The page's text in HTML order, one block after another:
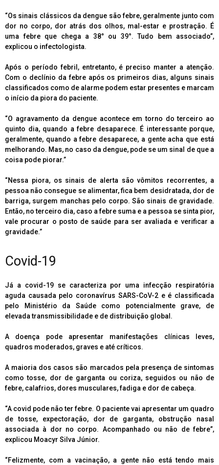
“Os sinais clássicos da dengue são febre, geralmente junto com
dor no corpo, dor atrás dos olhos, mal-estar e prostração. É
uma febre que chega a 38° ou 39°. Tudo bem associado”,
explicou o infectologista.
Após o período febril, entretanto, é preciso manter a atenção.
Com o declínio da febre após os primeiros dias, alguns sinais
classificados como de alarme podem estar presentes e marcam
o início da piora do paciente.
“O agravamento da dengue acontece em torno do terceiro ao
quinto dia, quando a febre desaparece. É interessante porque,
geralmente, quando a febre desaparece, a gente acha que está
melhorando. Mas, no caso da dengue, pode se um sinal de que a
coisa pode piorar.”
“Nessa piora, os sinais de alerta são vômitos recorrentes, a
pessoa não consegue se alimentar, fica bem desidratada, dor de
barriga, surgem manchas pelo corpo. São sinais de gravidade.
Então, no terceiro dia, caso a febre suma e a pessoa se sinta pior,
vale procurar o posto de saúde para ser avaliada e verificar a
gravidade.”
Covid-19
Já a covid-19 se caracteriza por uma infecção respiratória
aguda causada pelo coronavírus SARS-CoV-2 e é classificada
pelo Ministério da Saúde como potencialmente grave, de
elevada transmissibilidade e de distribuição global.
A doença pode apresentar manifestações clínicas leves,
quadros moderados, graves e até críticos.
A maioria dos casos são marcados pela presença de sintomas
como tosse, dor de garganta ou coriza, seguidos ou não de
febre, calafrios, dores musculares, fadiga e dor de cabeça.
“A covid pode não ter febre. O paciente vai apresentar um quadro
de tosse, expectoração, dor de garganta, obstrução nasal
associada à dor no corpo. Acompanhado ou não de febre”,
explicou Moacyr Silva Júnior.
“Felizmente, com a vacinação, a gente não está tendo mais